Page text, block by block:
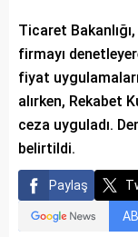
Ticaret
firmayı
fiyat
alırken, Rekabet
ceza uyguladı.
belirtildi.
Paylaş